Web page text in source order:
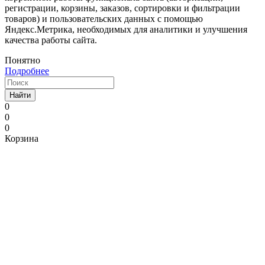
регистрации, корзины, заказов, сортировки и фильтрации
товаров) и пользовательских данных с помощью
Яндекс.Метрика, необходимых для аналитики и улучшения
качества работы сайта.
Понятно
Подробнее
Найти
0
0
0
Корзина